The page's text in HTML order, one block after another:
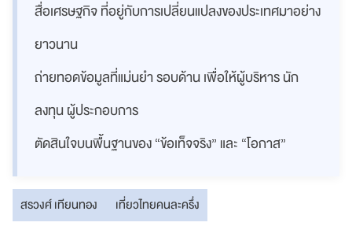
สื่อเศรษฐกิจ ที่อยู่กับการเปลี่ยนแปลงของประเทศมาอย่าง
ยาวนาน
ถ่ายทอดข้อมูลที่แม่นยำ รอบด้าน เพื่อให้ผู้บริหาร นัก
ลงทุน ผู้ประกอบการ
ตัดสินใจบนพื้นฐานของ “ข้อเท็จจริง” และ “โอกาส”
สรวงศ์ เทียนทอง เที่ยวไทยคนละครึ่ง